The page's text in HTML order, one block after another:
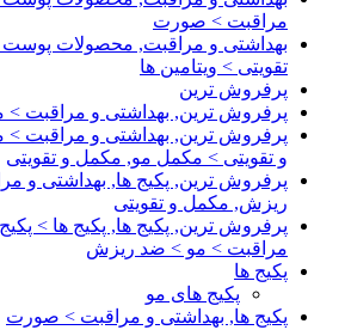
مراقبت > صورت
بهداشتی و مراقبت, محصولات
تقویتی > ویتامین ها
پرفروش ترین
پرفروش ترین, بهداشتی و مراقبت >
پرفروش ترین, بهداشتی و مراقبت
و تقویتی > مکمل مو, مکمل و تقویتی
پرفروش ترین, پکیج ها, بهداشتی و
ریزش, مکمل و تقویتی
پرفروش ترین, پکیج ها, پکیج ها >
مراقبت > مو > ضد ریزش
پکیج ها
پکیج های مو
پکیج ها, بهداشتی و مراقبت > صورت